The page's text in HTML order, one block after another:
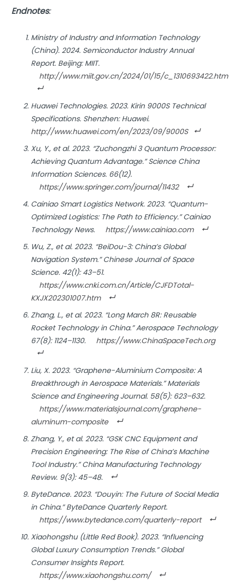
Endnotes:
Ministry of Industry and Information Technology
(China). 2024. Semiconductor Industry Annual
Report. Beijing: MIIT.
http://www.miit.gov.cn/2024/01/15/c_1310693422.htm
Huawei Technologies. 2023. Kirin 9000S Technical
Specifications. Shenzhen: Huawei.
http://www.huawei.com/en/2023/09/9000S
Xu, Y., et al. 2023. “Zuchongzhi 3 Quantum Processor:
Achieving Quantum Advantage.”Science China
Information Sciences. 66(12).
https://www.springer.com/journal/11432
Cainiao Smart Logistics Network. 2023. “Quantum-
Optimized Logistics: The Path to Efficiency.”Cainiao
Technology News. https://www.cainiao.com
Wu, Z., et al. 2023. “BeiDou-3: China’s Global
Navigation System.”Chinese Journal of Space
Science. 42(1): 43–51.
https://www.cnki.com.cn/Article/CJFDTotal-
KXJX202301007.htm
Zhang, L., et al. 2023. “Long March 8R: Reusable
Rocket Technology in China.”Aerospace Technology
67(8): 1124–1130. https://www.ChinaSpaceTech.org
Liu, X. 2023. “Graphene-Aluminium Composite: A
Breakthrough in Aerospace Materials.”Materials
Science and Engineering Journal. 58(5): 623–632.
https://www.materialsjournal.com/graphene-
aluminum-composite
Zhang, Y., et al. 2023. “GSK CNC Equipment and
Precision Engineering: The Rise of China’s Machine
Tool Industry.”China Manufacturing Technology
Review. 9(3): 45–48.
ByteDance. 2023. “Douyin: The Future of Social Media
in China.”ByteDance Quarterly Report.
https://www.bytedance.com/quarterly-report
Xiaohongshu (Little Red Book). 2023. “Influencing
Global Luxury Consumption Trends.”Global
Consumer Insights Report.
https://www.xiaohongshu.com/